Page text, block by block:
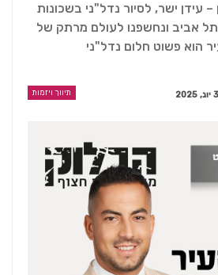
– עידן ישר, לסיור נדל"ני בשכונות
אביב ונחשפנו לעולם מרתק של
הוא פשוט חלום נדל"ני
תיווך ויזמות